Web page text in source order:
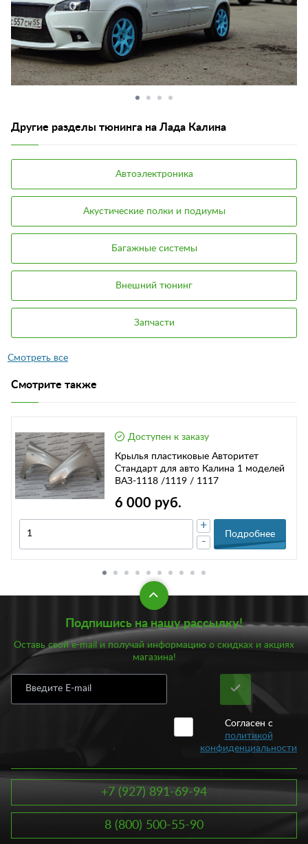
Другие разделы тюнинга на Лада Калина
Автоэлектроника
Акустические полки и подиумы
Багажные системы
Внешний тюнинг
Запчасти
Смотрите также
Доступен к заказу
Крылья пластиковые Авторитет
Стандарт для авто Калина 1 моделей
ВАЗ-1118 /1119 / 1117
6 000 руб.
-
+
Подробнее
Подпишись на нашу рассылку!
Оставь свой e-mail и получай информацию о скидках и акциях
магазина!
Согласен с
политикой
конфиденциальности
+7 (927) 891-69-94
8 (800) 500-55-90